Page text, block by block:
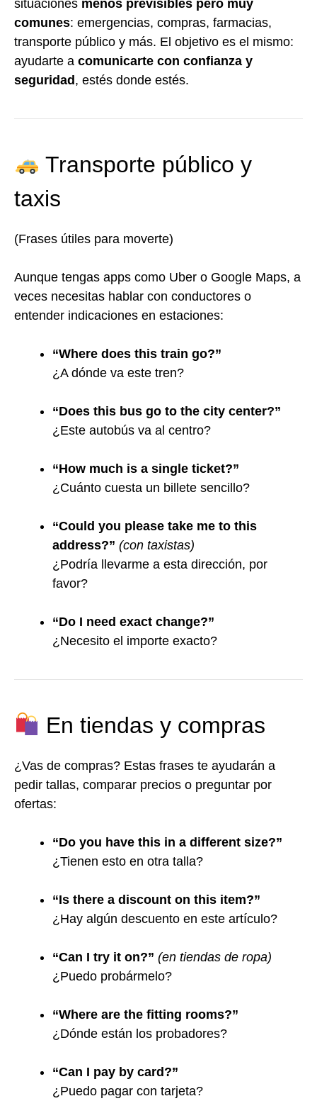
situaciones menos previsibles pero muy
comunes: emergencias, compras, farmacias,
transporte público y más. El objetivo es el mismo:
ayudarte a comunicarte con confianza y
seguridad , estés donde estés.
Transporte público y
taxis
(Frases útiles para moverte)
Aunque tengas apps como Uber o Google Maps, a
veces necesitas hablar con conductores o
entender indicaciones en estaciones:
“Where does this train go?”
¿A dónde va este tren?
“Does this bus go to the city center?”
¿Este autobús va al centro?
“How much is a single ticket?”
¿Cuánto cuesta un billete sencillo?
“Could you please take me to this
address?” (con taxistas)
¿Podría llevarme a esta dirección, por
favor?
“Do I need exact change?”
¿Necesito el importe exacto?
En tiendas y compras
¿Vas de compras? Estas frases te ayudarán a
pedir tallas, comparar precios o preguntar por
ofertas:
“Do you have this in a different size?”
¿Tienen esto en otra talla?
“Is there a discount on this item?”
¿Hay algún descuento en este artículo?
“Can I try it on?” (en tiendas de ropa)
¿Puedo probármelo?
“Where are the fitting rooms?”
¿Dónde están los probadores?
“Can I pay by card?”
¿Puedo pagar con tarjeta?